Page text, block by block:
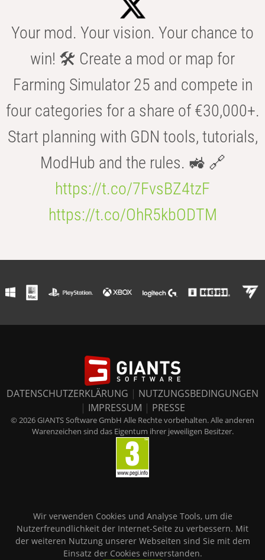
Your mod. Your vision. Your chance to
win! 🛠️ Create a mod or map for
Farming Simulator 25 and compete in
four categories for a share of €30,000+.
Start planning with GDN tools, tutorials,
ModHub and the rules. 🚜 🔗
https://t.co/7FvsBZ4tzF
https://t.co/OhR5kbODTM
DATENSCHUTZERKLÄRUNG | NUTZUNGSBEDINGUNGEN
| IMPRESSUM | PRESSE
© 2026 GIANTS Software GmbH Alle Rechte vorbehalten. Alle anderen
Warenzeichen sind das Eigentum ihrer jeweiligen Besitzer.
Wir verwenden Cookies und Analyse Tools, um die
Nutzerfreundlichkeit der Internet-Seite zu verbessern. Mit
der weiteren Nutzung unserer Webseiten sind Sie mit dem
Einsatz der Cookies einverstanden.